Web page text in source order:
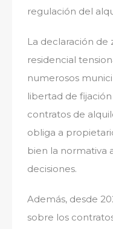
regulación del
La declaración de
residencial
numerosos
libertad de
contratos de
obliga a
bien la normativa
decisiones.
Además, desde
sobre los